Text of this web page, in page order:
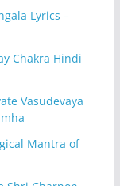
Lyrics –
Chakra Hindi
Vasudevaya
Mantra of